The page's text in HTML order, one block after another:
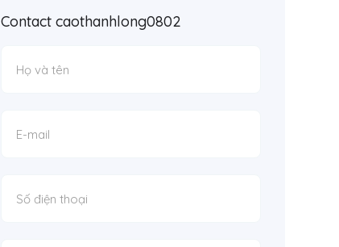
Contact caothanhlong0802